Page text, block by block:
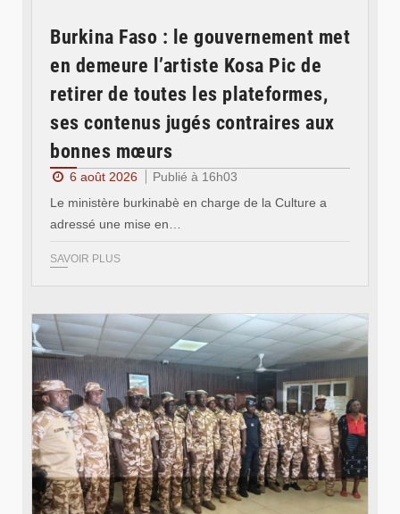
Burkina Faso : le gouvernement met
en demeure l’artiste Kosa Pic de
retirer de toutes les plateformes,
ses contenus jugés contraires aux
bonnes mœurs
6 août 2026
Publié à 16h03
Le ministère burkinabè en charge de la Culture a
adressé une mise en…
SAVOIR PLUS